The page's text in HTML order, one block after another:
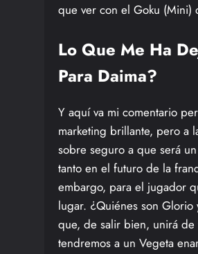
que ver con el Goku (Mini)
Lo Que Me Ha
Para Daima?
Y aquí va mi comentario
marketing brillante, pero a
sobre seguro a que será
tanto en el futuro de la
embargo, para el jugador
lugar. ¿Quiénes son Glorio
que, de salir bien, unirá
tendremos a un Vegeta